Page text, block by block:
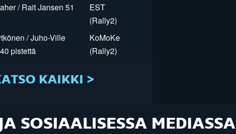
/ Rait Jansen 51
EST
(Rally2)
/ Juho-Ville
pistettä
KoMoKe
(Rally2)
KAIKKI >
SOSIAALISESSA MEDIASSA